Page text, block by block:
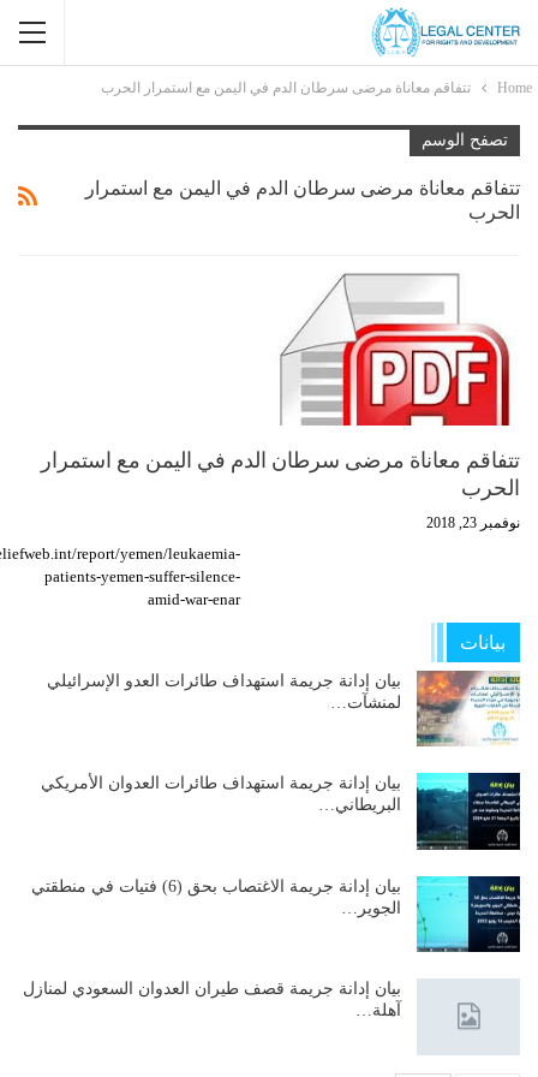
Home تتفاقم معاناة مرضى سرطان الدم في اليمن مع استمرار الحرب
تصفح الوسم
تتفاقم معاناة مرضى سرطان الدم في اليمن مع استمرار
الحرب
تتفاقم معاناة مرضى سرطان الدم في اليمن مع استمرار
الحرب
نوفمبر 23, 2018
report/yemen/leukaemia-
patients-yemen-suffer-silence-
amid-war-enar
بيانات
بيان إدانة جريمة استهداف طائرات العدو الإسرائيلي
لمنشآت…
بيان إدانة جريمة استهداف طائرات العدوان الأمريكي
البريطاني…
بيان إدانة جريمة الاغتصاب بحق (6) فتيات في منطقتي
الجوير…
بيان إدانة جريمة قصف طيران العدوان السعودي لمنازل
آهلة…